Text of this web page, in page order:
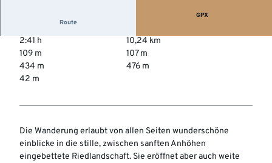
Route
GPX
2:41 h
10,24 km
109 m
107 m
434 m
476 m
42 m
Die Wanderung erlaubt von allen Seiten wunderschöne
einblicke in die stille, zwischen sanften Anhöhen
eingebettete Riedlandschaft. Sie eröffnet aber auch weite